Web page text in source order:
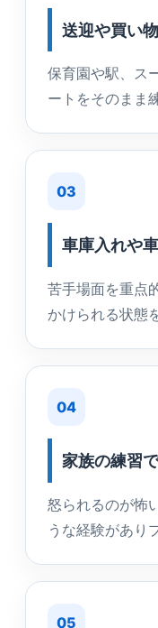
送迎や買い
保育園や駅、ス
ートをそのまま
03
車庫入れや
苦手場面を重点
かけられる状態
04
家族の練習
怒られるのが怖
うな経験があり
05